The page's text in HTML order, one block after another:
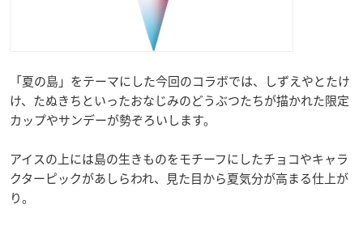
「夏の島」をテーマにした今回のコラボでは、しずえやとたけ
け、たぬきちといったおなじみのどうぶつたちが描かれた限定
カップやサンデーが勢ぞろいします。
アイスの上には島の生きものをモチーフにしたチョコやキャラ
クターピックがあしらわれ、見た目から夏気分が高まる仕上が
り。